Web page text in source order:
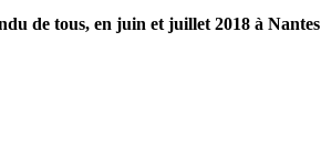
de tous, en juin et juillet 2018 à Nantes